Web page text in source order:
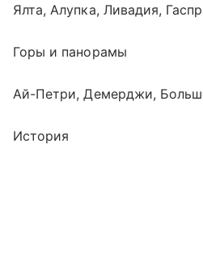
Ялта, Алупка, Ливадия,
Горы и панорамы
Ай-Петри, Демерджи,
История